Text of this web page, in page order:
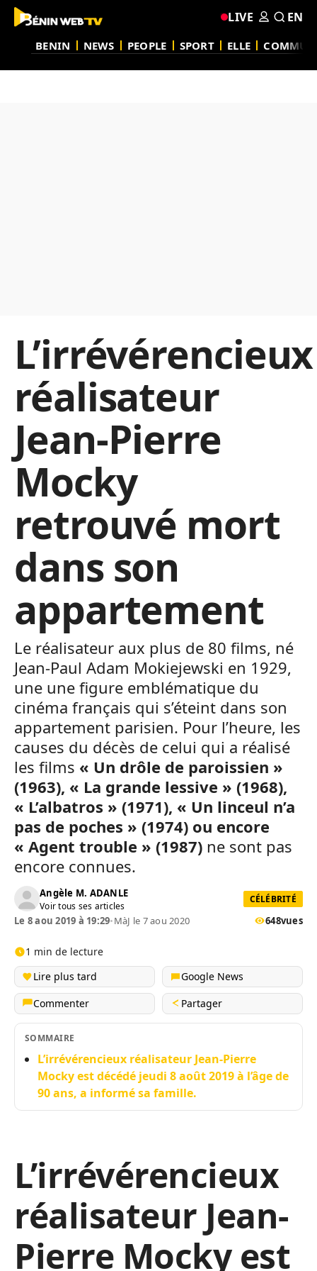
BENIN NEWS PEOPLE SPORT ELLE
LIVE EN
L’irrévérencieux
réalisateur
Jean-Pierre
Mocky
retrouvé mort
dans son
appartement
Le réalisateur aux plus de 80 films, né
Jean-Paul Adam Mokiejewski en 1929,
une une figure emblématique du
cinéma français qui s’éteint dans son
appartement parisien. Pour l’heure, les
causes du décès de celui qui a réalisé
les films « Un drôle de paroissien »
(1963), « La grande lessive » (1968),
« L’albatros » (1971), « Un linceul n’a
pas de poches » (1974) ou encore
« Agent trouble » (1987) ne sont pas
encore connues.
Angèle M. ADANLE
Voir tous ses articles
CÉLÉBRITÉ
Le 8 aou 2019 à 19:29•MàJ le 7 aou 2020 648vues
1 min de lecture
Lire plus tard
Google News
Commenter
Partager
SOMMAIRE
L’irrévérencieux réalisateur Jean-Pierre
Mocky est décédé jeudi 8 août 2019 à l’âge de
90 ans, a informé sa famille.
L’irrévérencieux
réalisateur Jean-
Pierre Mocky est